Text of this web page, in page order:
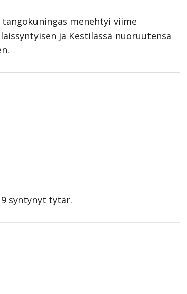
menehtyi viime
ja Kestilässä nuoruutensa
syntynyt tytär.